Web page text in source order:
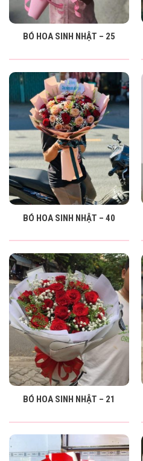
BÓ HOA SINH NHẬT – 25
BÓ HOA SINH NHẬT – 40
BÓ HOA SINH NHẬT – 21